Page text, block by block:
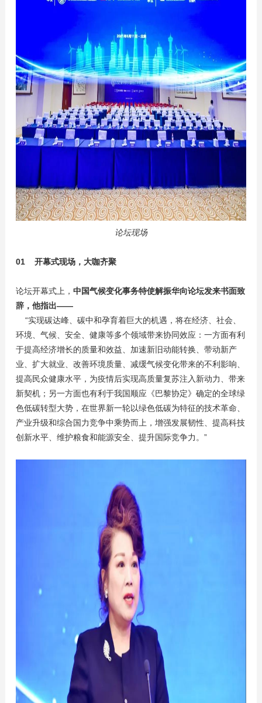
论坛现场
01 开幕式现场，大咖齐聚
论坛开幕式上， 中国气候变化事务特使解振华向论坛发来书面致
辞，他指出——
“实现碳达峰、碳中和孕育着巨大的机遇，将在经济、社会、
环境、气候、安全、健康等多个领域带来协同效应：一方面有利
于提高经济增长的质量和效益、加速新旧动能转换、带动新产
业、扩大就业、改善环境质量、减缓气候变化带来的不利影响、
提高民众健康水平，为疫情后实现高质量复苏注入新动力、带来
新契机；另一方面也有利于我国顺应《巴黎协定》确定的全球绿
色低碳转型大势，在世界新一轮以绿色低碳为特征的技术革命、
产业升级和综合国力竞争中乘势而上，增强发展韧性、提高科技
创新水平、维护粮食和能源安全、提升国际竞争力。”